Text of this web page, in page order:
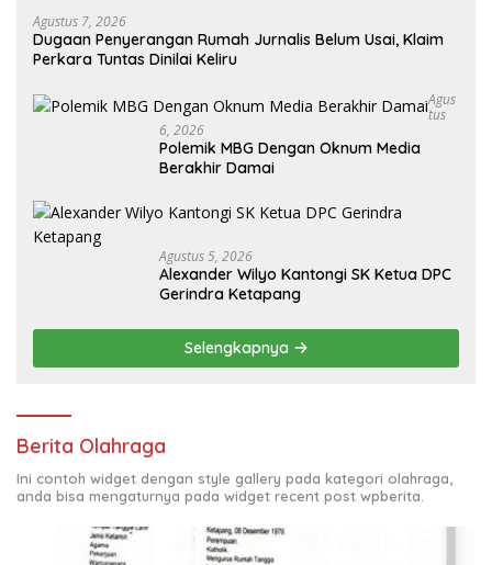
Agustus 7, 2026
Dugaan Penyerangan Rumah Jurnalis Belum Usai, Klaim
Perkara Tuntas Dinilai Keliru
Agus
Tus
6, 2026
Polemik MBG Dengan Oknum Media
Berakhir Damai
Agustus 5, 2026
Alexander Wilyo Kantongi SK Ketua DPC
Gerindra Ketapang
Selengkapnya
Berita Olahraga
Ini contoh widget dengan style gallery pada kategori olahraga,
anda bisa mengaturnya pada widget recent post wpberita.